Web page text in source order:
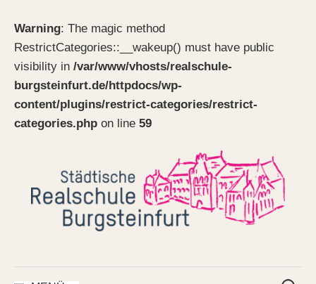
Warning: The magic method
RestrictCategories::__wakeup() must have public
visibility in /var/www/vhosts/realschule-
burgsteinfurt.de/httpdocs/wp-
content/plugins/restrict-categories/restrict-
categories.php on line 59